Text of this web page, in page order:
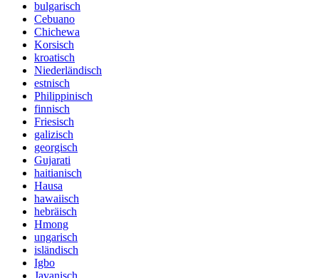
bulgarisch
Cebuano
Chichewa
Korsisch
kroatisch
Niederländisch
estnisch
Philippinisch
finnisch
Friesisch
galizisch
georgisch
Gujarati
haitianisch
Hausa
hawaiisch
hebräisch
Hmong
ungarisch
isländisch
Igbo
Javanisch